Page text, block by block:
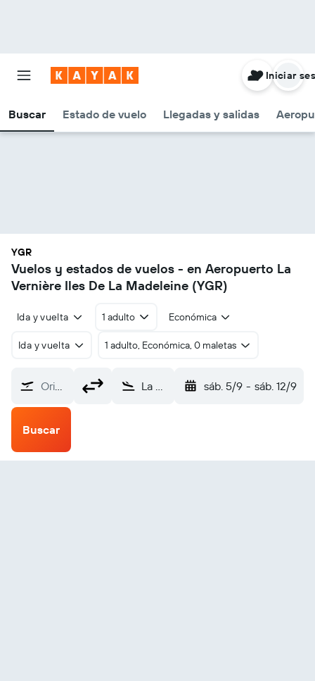
Buscar Estado de vuelo Llegadas y salidas
Iniciar
YGR
Vuelos y estados de vuelos - en Aeropuerto La
Vernière Iles De La Madeleine (YGR)
Ida y vuelta 1 adulto Económica
Ida y vuelta 1 adulto, Económica, 0 maletas
Origen La Vernière Iles De La Madeleine (YGR) sáb. 5/9 - sáb. 12/9
Buscar